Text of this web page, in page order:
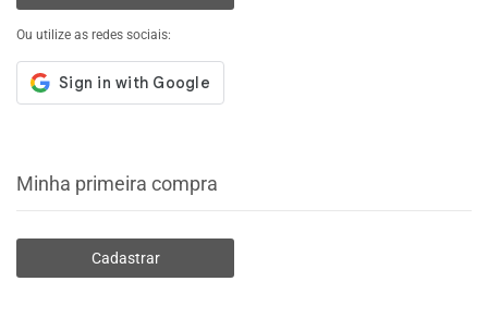
Ou utilize as redes sociais:
Minha primeira compra
Cadastrar